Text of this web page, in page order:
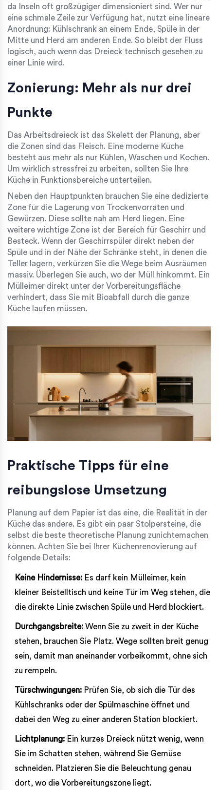
da Inseln oft großzügiger dimensioniert sind. Wer nur
eine schmale Zeile zur Verfügung hat, nutzt eine lineare
Anordnung: Kühlschrank an einem Ende, Spüle in der
Mitte und Herd am anderen Ende. So bleibt der Fluss
logisch, auch wenn das Dreieck technisch gesehen zu
einer Linie wird.
Zonierung: Mehr als nur drei
Punkte
Das Arbeitsdreieck ist das Skelett der Planung, aber
die Zonen sind das Fleisch. Eine moderne Küche
besteht aus mehr als nur Kühlen, Waschen und Kochen.
Um wirklich stressfrei zu arbeiten, sollten Sie Ihre
Küche in Funktionsbereiche unterteilen.
Neben den Hauptpunkten brauchen Sie eine dedizierte
Zone für die Lagerung von Trockenvorräten und
Gewürzen. Diese sollte nah am Herd liegen. Eine
weitere wichtige Zone ist der Bereich für Geschirr und
Besteck. Wenn der Geschirrspüler direkt neben der
Spüle und in der Nähe der Schränke steht, in denen die
Teller lagern, verkürzen Sie die Wege beim Ausräumen
massiv. Überlegen Sie auch, wo der Müll hinkommt. Ein
Mülleimer direkt unter der Vorbereitungsfläche
verhindert, dass Sie mit Bioabfall durch die ganze
Küche laufen müssen.
Praktische Tipps für eine
reibungslose Umsetzung
Planung auf dem Papier ist das eine, die Realität in der
Küche das andere. Es gibt ein paar Stolpersteine, die
selbst die beste theoretische Planung zunichtemachen
können. Achten Sie bei Ihrer Küchenrenovierung auf
folgende Details:
Keine Hindernisse: Es darf kein Mülleimer, kein
kleiner Beistelltisch und keine Tür im Weg stehen, die
die direkte Linie zwischen Spüle und Herd blockiert.
Durchgangsbreite: Wenn Sie zu zweit in der Küche
stehen, brauchen Sie Platz. Wege sollten breit genug
sein, damit man aneinander vorbeikommt, ohne sich
zu rempeln.
Türschwingungen: Prüfen Sie, ob sich die Tür des
Kühlschranks oder der Spülmaschine öffnet und
dabei den Weg zu einer anderen Station blockiert.
Lichtplanung: Ein kurzes Dreieck nützt wenig, wenn
Sie im Schatten stehen, während Sie Gemüse
schneiden. Platzieren Sie die Beleuchtung genau
dort, wo die Vorbereitungszone liegt.